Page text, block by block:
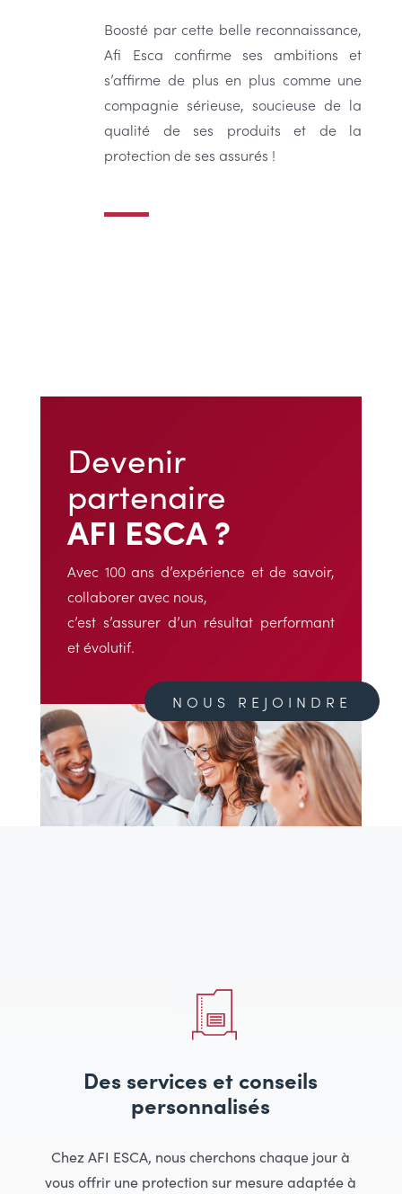
Boosté par cette belle reconnaissance,
Afi Esca confirme ses ambitions et
s’affirme de plus en plus comme une
compagnie sérieuse, soucieuse de la
qualité de ses produits et de la
protection de ses assurés !
Devenir
partenaire
AFI ESCA ?
Avec 100 ans d’expérience et de savoir,
collaborer avec nous,
c’est s’assurer d’un résultat performant
et évolutif.
NOUS REJOINDRE
Des services et conseils
personnalisés
Chez AFI ESCA, nous cherchons chaque jour à
vous offrir une protection sur mesure adaptée à